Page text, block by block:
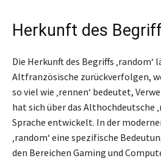
Herkunft des
Die Herkunft des Begriffs ‚random‘
Altfranzösische zurückverfolgen,
so viel wie ‚rennen‘ bedeutet,
hat sich über das Althochdeutsche
Sprache entwickelt. In der
‚random‘ eine spezifische
den Bereichen Gaming und